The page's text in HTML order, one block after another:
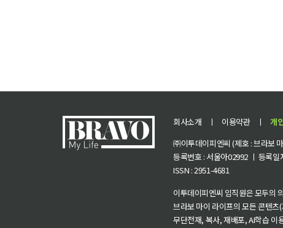
회사소개 ㅣ 이용약관 ㅣ 개
㈜이투데이피엔씨 (제호 : 브라보
등록번호 : 서울아02992 ㅣ 등록
ISSN : 2951-4681
이투데이피엔씨 임직원은 모두의
브라보 마이 라이프의 모든 콘텐
무단전재, 복사, 재배포, AI학습 이